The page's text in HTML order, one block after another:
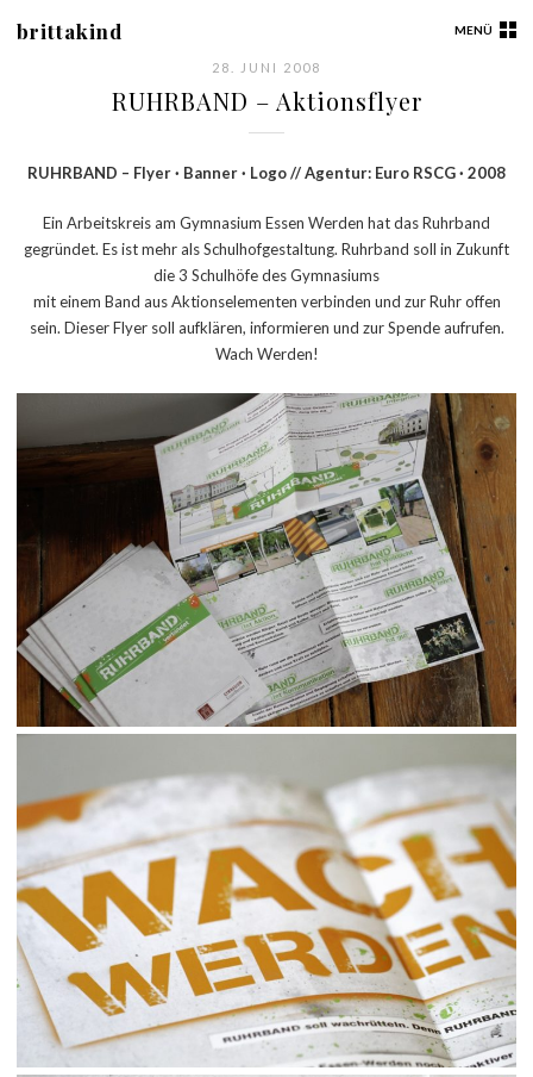
MENÜ
brittakind
28. JUNI 2008
RUHRBAND – Aktionsflyer
RUHRBAND – Flyer · Banner · Logo // Agentur: Euro RSCG· 2008
Ein Arbeitskreis am Gymnasium Essen Werden hat das Ruhrband
gegründet. Es ist mehr als Schulhofgestaltung. Ruhrband soll in Zukunft
die 3 Schulhöfe des Gymnasiums
mit einem Band aus Aktionselementen verbinden und zur Ruhr offen
sein. Dieser Flyer soll aufklären, informieren und zur Spende aufrufen.
Wach Werden!